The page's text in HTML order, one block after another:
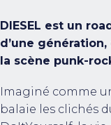
DIESEL est un
d’une
la scène punk-
Imaginé comme
balaie les clichés